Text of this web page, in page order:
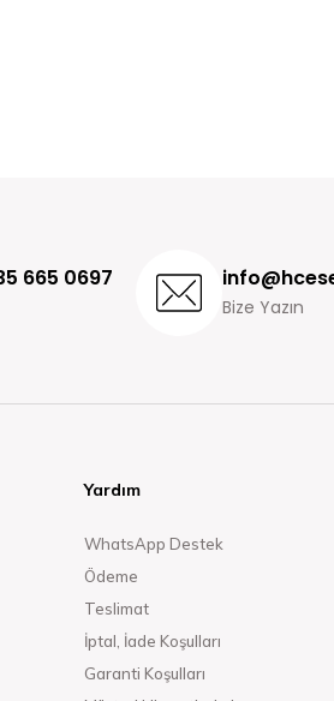
665 0697
Bize Yazın
Yardım
WhatsApp Destek
Ödeme
Teslimat
İptal, İade Koşulları
Garanti Koşulları